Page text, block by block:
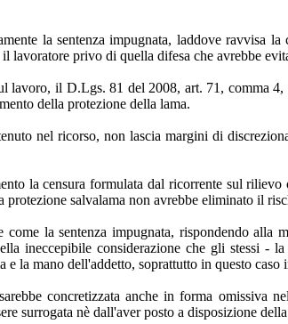
la sentenza impugnata, laddove ravvisa
lavoratore privo di quella difesa che avrebbe
lavoro, il D.Lgs. 81 del 2008, art. 71, comma
della protezione della lama.
nel ricorso, non lascia margini di
la censura formulata dal ricorrente sul
salvalama non avrebbe eliminato il
la sentenza impugnata, rispondendo
ineccepibile considerazione che gli stessi -
la mano dell'addetto, soprattutto in questo
concretizzata anche in forma omissiva
surrogata nè dall'aver posto a disposizione